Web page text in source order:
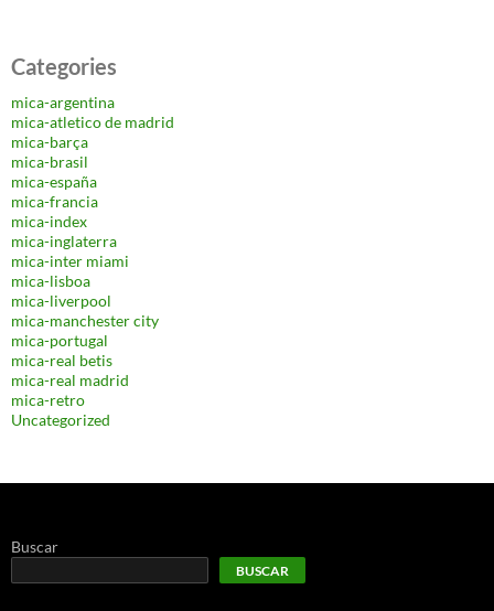
Categories
mica-argentina
mica-atletico de madrid
mica-barça
mica-brasil
mica-españa
mica-francia
mica-index
mica-inglaterra
mica-inter miami
mica-lisboa
mica-liverpool
mica-manchester city
mica-portugal
mica-real betis
mica-real madrid
mica-retro
Uncategorized
Buscar
BUSCAR